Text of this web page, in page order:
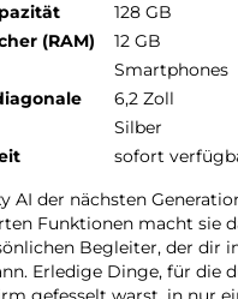
128 GB
(RAM)
12 GB
Smartphones
6,2 Zoll
Silber
sofort
AI der nächsten
Funktionen macht sie
Begleiter, der dir
Erledige Dinge, für die